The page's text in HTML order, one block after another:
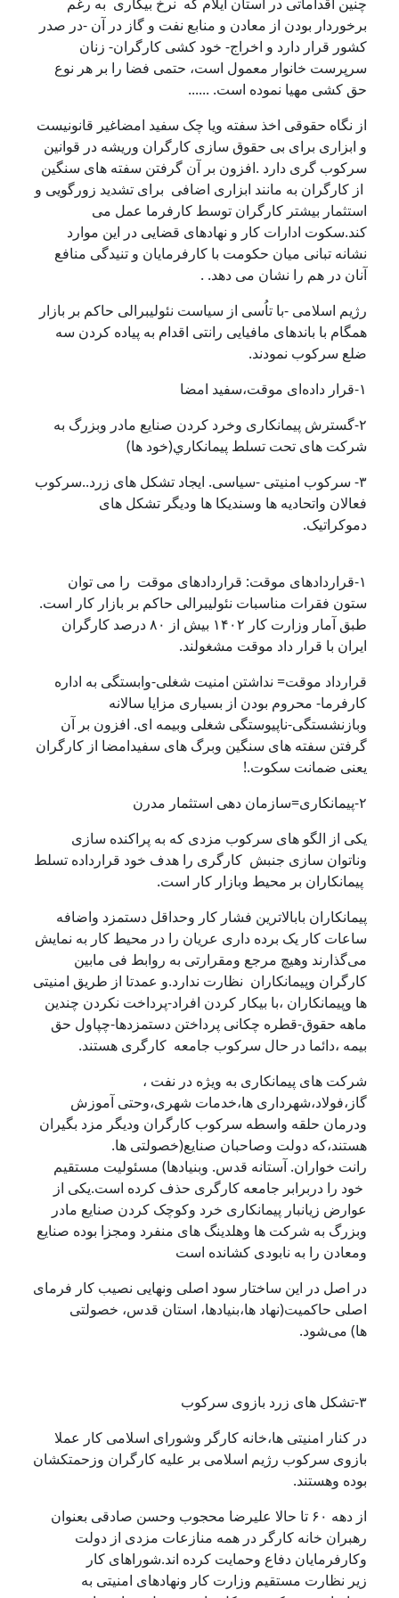
برخوردار بودن از معادن و منابع نفت و گاز در آن -در صدر
کشور قرار دارد و اخراج- خود کشی کارگران- زنان
سرپرست خانوار معمول است، حتمی فضا را بر هر نوع
حق کشی مهیا نمودە است. ......
از نگاه حقوقی اخذ سفته ویا چک سفید امضاغیر قانونیست
و ابزاری برای بی حقوق سازی کارگران وریشه در قوانین
سرکوب گری دارد .افزون بر آن گرفتن سفته های سنگین
از کارگران به مانند ابزاری اضافی برای تشدید زورگویی و
استثمار بیشتر کارگران توسط کارفرما عمل می
کند.سکوت ادارات کار و نهادهای قضایی در این موارد
نشانە تبانی میان حکومت با کارفرمایان و تنیدگی منافع
آنان در هم را نشان می دهد. .
رژیم اسلامی -با تاُسی از سیاست نئولیبرالی حاکم بر بازار
همگام با باندهای مافیایی رانتی اقدام به پیاده کردن سه
ضلع سرکوب نمودند.
۲-گسترش پیمانکاری وخرد کردن صنایع مادر وبزرگ به
شرکت های تحت تسلط پيمانکاري(خود ها)
۳- سرکوب امنیتی -سیاسی. ایجاد تشکل های زرد..سرکوب
فعالان واتحادیه ها وسندیکا ها ودیگر تشکل های
دموکراتیک.
۱-قراردادهای موقت: قراردادهای موقت را می توان
ستون فقرات مناسبات نئولیبرالی حاکم بر بازار کار است.
طبق آمار وزارت کار ۱۴۰۲ بیش از ۸۰ درصد کارگران
ایران با قرار داد موقت مشغولند.
قرارداد موقت= نداشتن امنیت شغلی-وابستگی به اداره
کارفرما- محروم بودن از بسیاری مزایا سالانه
وبازنشستگی-ناپیوستگی شغلی وبیمه ای. افزون بر آن
گرفتن سفته های سنگین وبرگ های سفیدامضا از کارگران
یعنی ضمانت سکوت.!
یکی از الگو های سرکوب مزدی که به پراکنده سازی
وناتوان سازی جنبش کارگری را هدف خود قرارداده تسلط
پیمانکاران بر محیط وبازار کار است.
پیمانکاران بابالاترین فشار کار وحداقل دستمزد واضافه
ساعات کار یک برده داری عریان را در محیط کار به نمایش
می‌گذارند وهیچ مرجع ومقرارتی به روابط فی مابین
کارگران وپیمانکاران نظارت ندارد.و عمدتا از طریق امنیتی
ها وپیمانکاران ،با بیکار کردن افراد-پرداخت نکردن چندین
ماهه حقوق-قطره چکانی پرداختن دستمزدها-چپاول حق
بیمه ،دائما در حال سرکوب جامعه کارگری هستند.
شرکت های پیمانکاری به ويژه در نفت ،
گاز،فولاد،شهرداری ها،خدمات شهری،وحتی آموزش
ودرمان حلقه واسطه سرکوب کارگران ودیگر مزد بگیران
هستند،که دولت وصاحبان صنایع(خصولتی ها.
رانت خواران. آستانه قدس. وبنیادها) مسئولیت مستقیم
خود را دربرابر جامعه کارگری حذف کرده است.یکی از
عوارض زیانبار پیمانکاری خرد وکوچک کردن صنایع مادر
وبزرگ به شرکت ها وهلدینگ های منفرد ومجزا بوده صنایع
ومعادن را به نابودی کشانده است
در اصل در این ساختار سود اصلی ونهایی نصیب کار فرمای
اصلی حاکمیت(نهاد ها،بنیادها، استان قدس، خصولتی
ها) می‌شود.
در کنار امنیتی ها،خانه کارگر وشورای اسلامی کار عملا
بازوی سرکوب رژیم اسلامی بر علیه کارگران وزحمتکشان
بوده وهستند.
از دهه ۶۰ تا حالا علیرضا محجوب وحسن صادقی بعنوان
رهبران خانه کارگر در همه منازعات مزدی از دولت
وکارفرمایان دفاع وحمایت کرده اند.شوراهای کار
زیر نظارت مستقیم وزارت کار ونهادهای امنیتی به